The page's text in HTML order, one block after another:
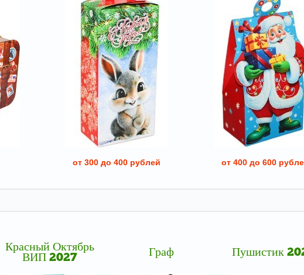
от 300 до 400 рублей от 400 до 600
Красный Октябрь
ВИП 2027
Граф Пушистик